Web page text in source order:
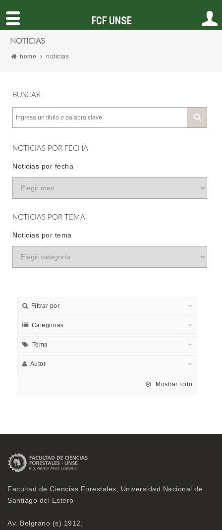
NOTICIAS
home noticias
BUSCAR
NOTICIAS POR FECHA
Noticias por fecha
NOTICIAS POR TEMA
Noticias por tema
Filtrar por
Categorias
Tema
Autor
Mostrar todo
Facultad de Ciencias Forestales, Universidad Nacional de
Santiago del Estero
Av. Belgrano (s) 1912,
FCF UNSE